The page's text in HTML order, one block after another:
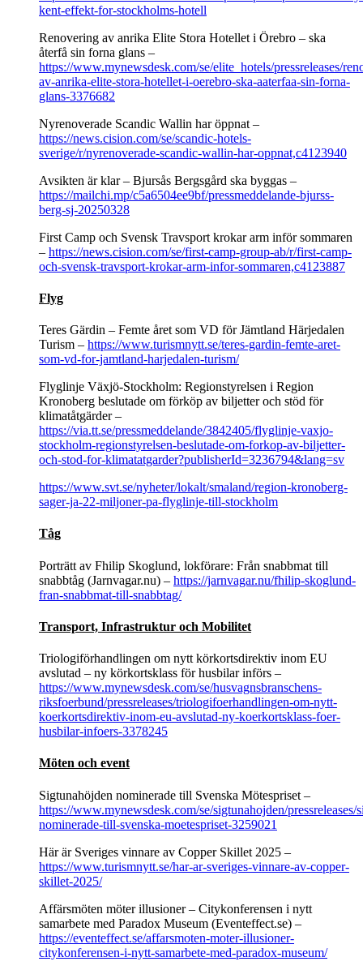
kent-effekt-for-stockholms-hotell
Renovering av anrika Elite Stora Hotellet i Örebro – ska
återfå sin forna glans –
https://www.mynewsdesk.com/se/elite_hotels/pressreleases/
av-anrika-elite-stora-hotellet-i-oerebro-ska-aaterfaa-sin-forna-
glans-3376682
Nyrenoverade Scandic Wallin har öppnat –
https://news.cision.com/se/scandic-hotels-
sverige/r/nyrenoverade-scandic-wallin-har-oppnat,c4123940
Avsikten är klar​ – Bjursås Bergsgård ska byggas –
https://mailchi.mp/c5a6504ee9bf/pressmeddelande-bjurss-
berg-sj-20250328
First Camp och Svensk Travsport krokar arm inför sommaren
– https://news.cision.com/se/first-camp-group-ab/r/first-camp-
och-svensk-travsport-krokar-arm-infor-sommaren,c4123887
Flyg
Teres Gärdin – Femte året som VD för Jämtland Härjedalen
Turism – https://www.turismnytt.se/teres-gardin-femte-aret-
som-vd-for-jamtland-harjedalen-turism/
Flyglinje Växjö-Stockholm: Regionstyrelsen i Region
Kronoberg beslutade om förköp av biljetter och stöd för
klimatåtgärder –
https://via.tt.se/pressmeddelande/3842405/flyglinje-vaxjo-
stockholm-regionstyrelsen-beslutade-om-forkop-av-biljetter-
och-stod-for-klimatatgarder?publisherId=3236794&lang=sv
https://www.svt.se/nyheter/lokalt/smaland/region-kronoberg-
sager-ja-22-miljoner-pa-flyglinje-till-stockholm
Tåg
Porträtt av Fhilip Skoglund, lokförare: Från snabbmat till
snabbtåg (Jarnvagar.nu) – https://jarnvagar.nu/fhilip-skoglund-
fran-snabbmat-till-snabbtag/
Transport, Infrastruktur och Mobilitet
Triologiförhandlingen om nytt körkortsdirektiv inom EU
avslutad – ny körkortsklass för husbilar införs –
https://www.mynewsdesk.com/se/husvagnsbranschens-
riksfoerbund/pressreleases/triologifoerhandlingen-om-nytt-
koerkortsdirektiv-inom-eu-avslutad-ny-koerkortsklass-foer-
husbilar-infoers-3378245
Möten och event
Sigtunahöjden nominerade till Svenska Mötespriset –
https://www.mynewsdesk.com/se/sigtunahojden/pressreleases/
nominerade-till-svenska-moetespriset-3259021
Här är Sveriges vinnare av Copper Skillet 2025 –
https://www.turismnytt.se/har-ar-sveriges-vinnare-av-copper-
skillet-2025/
Affärsmöten möter illusioner – Citykonferensen i nytt
samarbete med Paradox Museum (Eventeffect.se) –
https://eventeffect.se/affarsmoten-moter-illusioner-
citykonferensen-i-nytt-samarbete-med-paradox-museum/